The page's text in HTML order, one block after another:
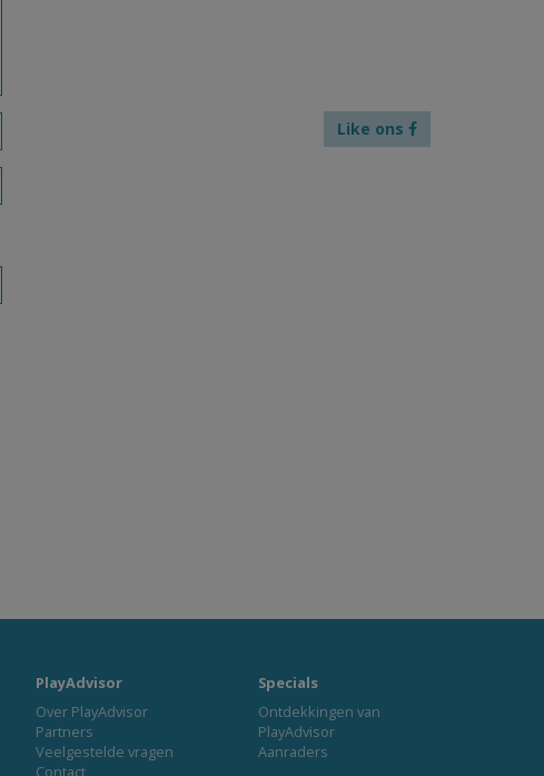
Like ons
PlayAdvisor
Over PlayAdvisor
Partners
Veelgestelde vragen
Contact
Specials
Ontdekkingen van
PlayAdvisor
Aanraders